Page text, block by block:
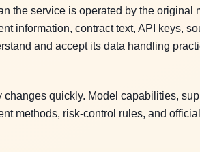
the service is operated by the original
information, contract text, API keys,
and accept its data handling
quickly. Model capabilities,
methods, risk-control rules, and